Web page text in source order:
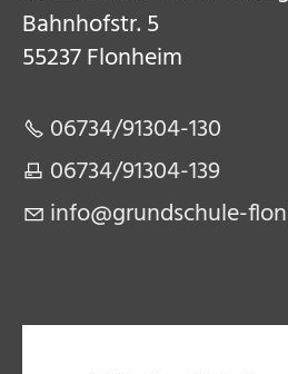
Bahnhofstr. 5​
55237 Flonheim​
06734/91304-130​
06734/91304-139​
nf
gr ndsch l -fl